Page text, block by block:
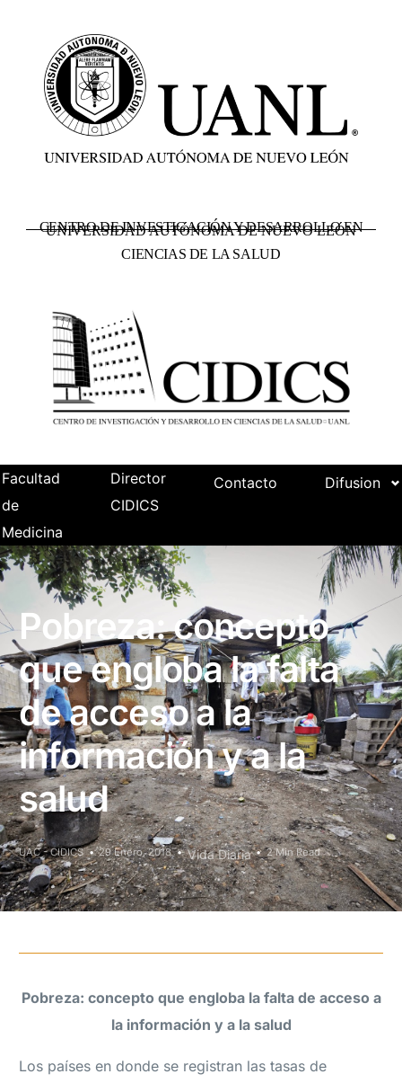
UNIVERSIDAD AUTÓNOMA DE NUEVO LEÓN
CENTRO DE INVESTIGACIÓN Y DESARROLLO EN
CIENCIAS DE LA SALUD
Facultad
de
Medicina
Director
CIDICS
Contacto Difusion
Pobreza: concepto
que engloba la falta
de acceso a la
información y a la
salud
UAC - CIDICS 29 Enero, 2018 Vida Diaria 2 Min Read
Pobreza: concepto que engloba la falta de acceso a
la información y a la salud
Los países en donde se registran las tasas de